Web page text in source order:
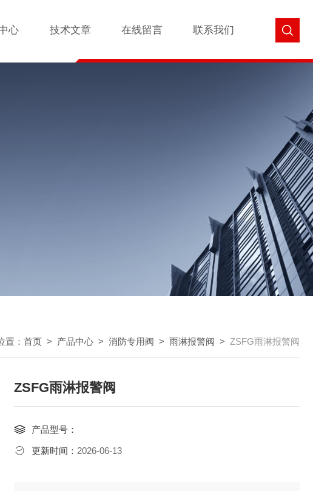
心 技术文章 在线留言 联系我们
置： 首页 > 产品中心 > 消防专用阀 > 雨淋报警阀 > ZSFG雨淋报警阀
ZSFG雨淋报警阀
产品型号：
更新时间： 2026-06-13